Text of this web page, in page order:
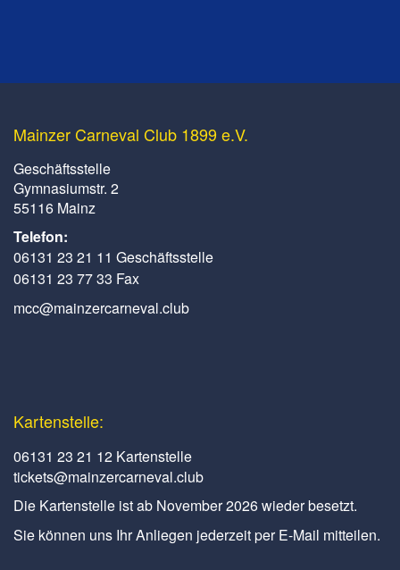
Mainzer Carneval Club 1899 e.V.
Geschäftsstelle
Gymnasiumstr. 2
55116 Mainz
Telefon:
06131 23 21 11 Geschäftsstelle
06131 23 77 33 Fax
mcc@mainzercarneval.club
Kartenstelle:
06131 23 21 12 Kartenstelle
tickets@mainzercarneval.club
Die Kartenstelle ist ab November 2026 wieder besetzt.
Sie können uns Ihr Anliegen jederzeit per E-Mail mitteilen.